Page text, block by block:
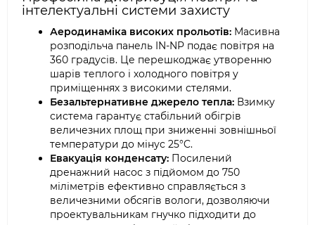
інтелектуальні системи захисту
Аеродинаміка високих прольотів: Масивна
розподільча панель IN-NP подає повітря на
360 градусів. Це перешкоджає утворенню
шарів теплого і холодного повітря у
приміщеннях з високими стелями.
Безальтернативне джерело тепла: Взимку
система гарантує стабільний обігрів
величезних площ при зниженні зовнішньої
температури до мінус 25°C.
Евакуація конденсату: Посилений
дренажний насос з підйомом до 750
міліметрів ефективно справляється з
величезними обсягів вологи, дозволяючи
проектувальникам гнучко підходити до